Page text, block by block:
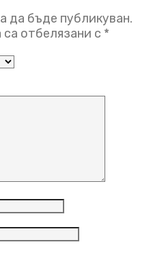
да бъде публикуван.
отбелязани с *